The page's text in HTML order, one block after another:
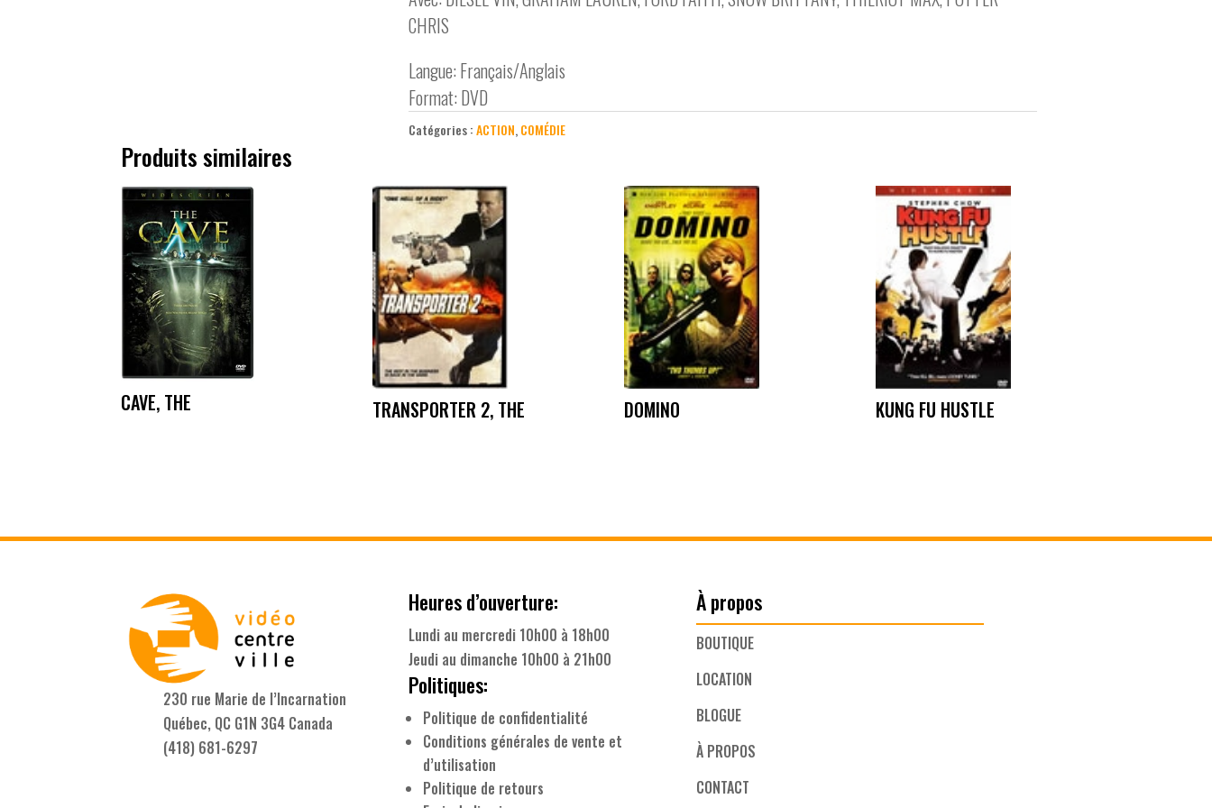
CHRIS
Langue: Français/Anglais
Format: DVD
Catégories :ACTION,COMÉDIE
Produits similaires
CAVE, THE TRANSPORTER 2, THE DOMINO KUNG FU HUSTLE
230 rue Marie de l’Incarnation
Québec, QC G1N 3G4 Canada
(418) 681-6297
Heures d’ouverture:
Lundi au mercredi 10h00 à 18h00
Jeudi au dimanche 10h00 à 21h00
Politiques:
Politique de confidentialité
Conditions générales de vente et
d’utilisation
Politique de retours
À propos
BOUTIQUE
LOCATION
BLOGUE
À PROPOS
CONTACT